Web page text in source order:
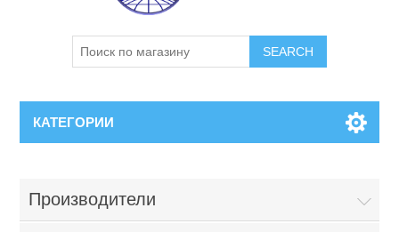
КАТЕГОРИИ
Производители